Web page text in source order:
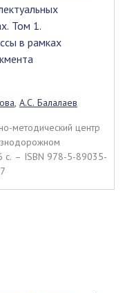
Том 1.
в рамках
, А.С. Балалаев
методический центр
c. – ISBN 978-5-89035-